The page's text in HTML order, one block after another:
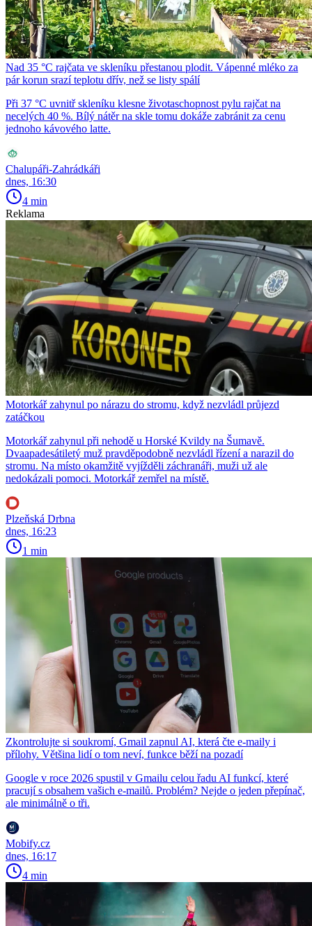
Nad 35 °C rajčata ve skleníku přestanou plodit. Vápenné mléko za
pár korun srazí teplotu dřív, než se listy spálí
Při 37 °C uvnitř skleníku klesne životaschopnost pylu rajčat na
necelých 40 %. Bílý nátěr na skle tomu dokáže zabránit za cenu
jednoho kávového latte.
Chalupáři-Zahrádkáři
dnes, 16:30
4 min
Reklama
Motorkář zahynul po nárazu do stromu, když nezvládl průjezd
zatáčkou
Motorkář zahynul při nehodě u Horské Kvildy na Šumavě.
Dvaapadesátiletý muž pravděpodobně nezvládl řízení a narazil do
stromu. Na místo okamžitě vyjížděli záchranáři, muži už ale
nedokázali pomoci. Motorkář zemřel na místě.
Plzeňská Drbna
dnes, 16:23
1 min
Zkontrolujte si soukromí, Gmail zapnul AI, která čte e-maily i
přílohy. Většina lidí o tom neví, funkce běží na pozadí
Google v roce 2026 spustil v Gmailu celou řadu AI funkcí, které
pracují s obsahem vašich e-mailů. Problém? Nejde o jeden přepínač,
ale minimálně o tři.
Mobify.cz
dnes, 16:17
4 min